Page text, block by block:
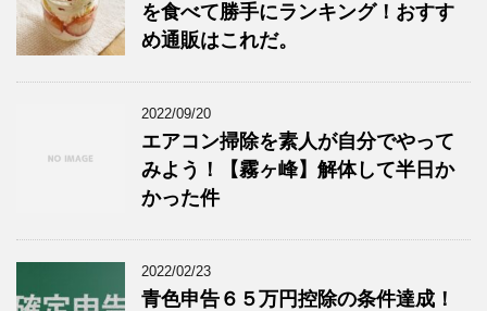
を食べて勝手にランキング！おすす
め通販はこれだ。
2022/09/20
エアコン掃除を素人が自分でやって
みよう！【霧ヶ峰】解体して半日か
かった件
2022/02/23
青色申告６５万円控除の条件達成！